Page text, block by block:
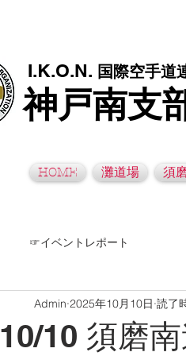
I.K.O.N. 国際空手道
神戸南支
HOME 灘道場 須
☞イベントレポート
10/10 須磨
Admin 2025年10月10日 読了